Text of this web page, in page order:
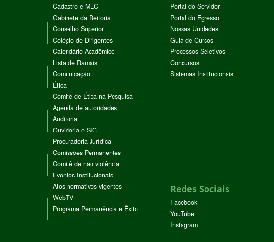
Cadastro e-MEC
Gabinete da Reitoria
Conselho Superior
Colégio de Dirigentes
Calendário Acadêmico
Lista de Ramais
Comunicação
Ética
Comitê de Ética na Pesquisa
Agenda de autoridades
Auditoria
Ouvidoria e SIC
Procuradoria Jurídica
Comissões Permanentes
Comitê de não violência
Eventos Institucionais
Atos normativos vigentes
WebTV
Programa Permanência e Êxito
Portal do Servidor
Portal do Egresso
Nossas Unidades
Guia de Cursos
Processos Seletivos
Concursos
Sistemas Institucionais
Redes Sociais
Facebook
YouTube
Instagram